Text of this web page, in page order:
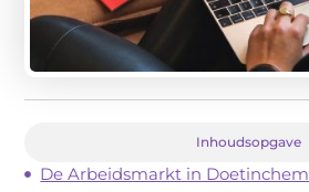
Inhoudsopgave
De Arbeidsmarkt in Doetinchem